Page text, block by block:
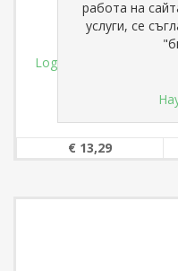
Logona Био Тоник за
Rose &
€ 13,29
работа на
услуги, се